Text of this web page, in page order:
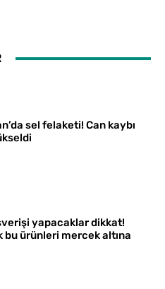
sel felaketi! Can kaybı
yapacaklar dikkat!
bu ürünleri mercek altına